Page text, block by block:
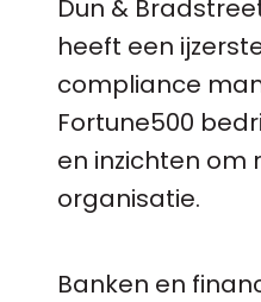
Dun &
heeft een
compliance
Fortune500
en inzichten om
organisatie.
Banken en